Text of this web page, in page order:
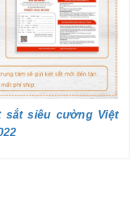
sắt siêu cường Việt